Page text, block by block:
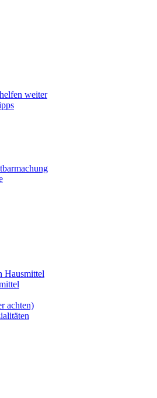
weiter
Hausmittel
achten)